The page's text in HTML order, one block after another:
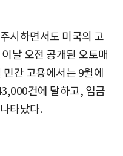
시하면서도 미국의 고
날 오전 공개된 오토매
간 고용에서는 9월에
건에 달하고, 임금
타났다.